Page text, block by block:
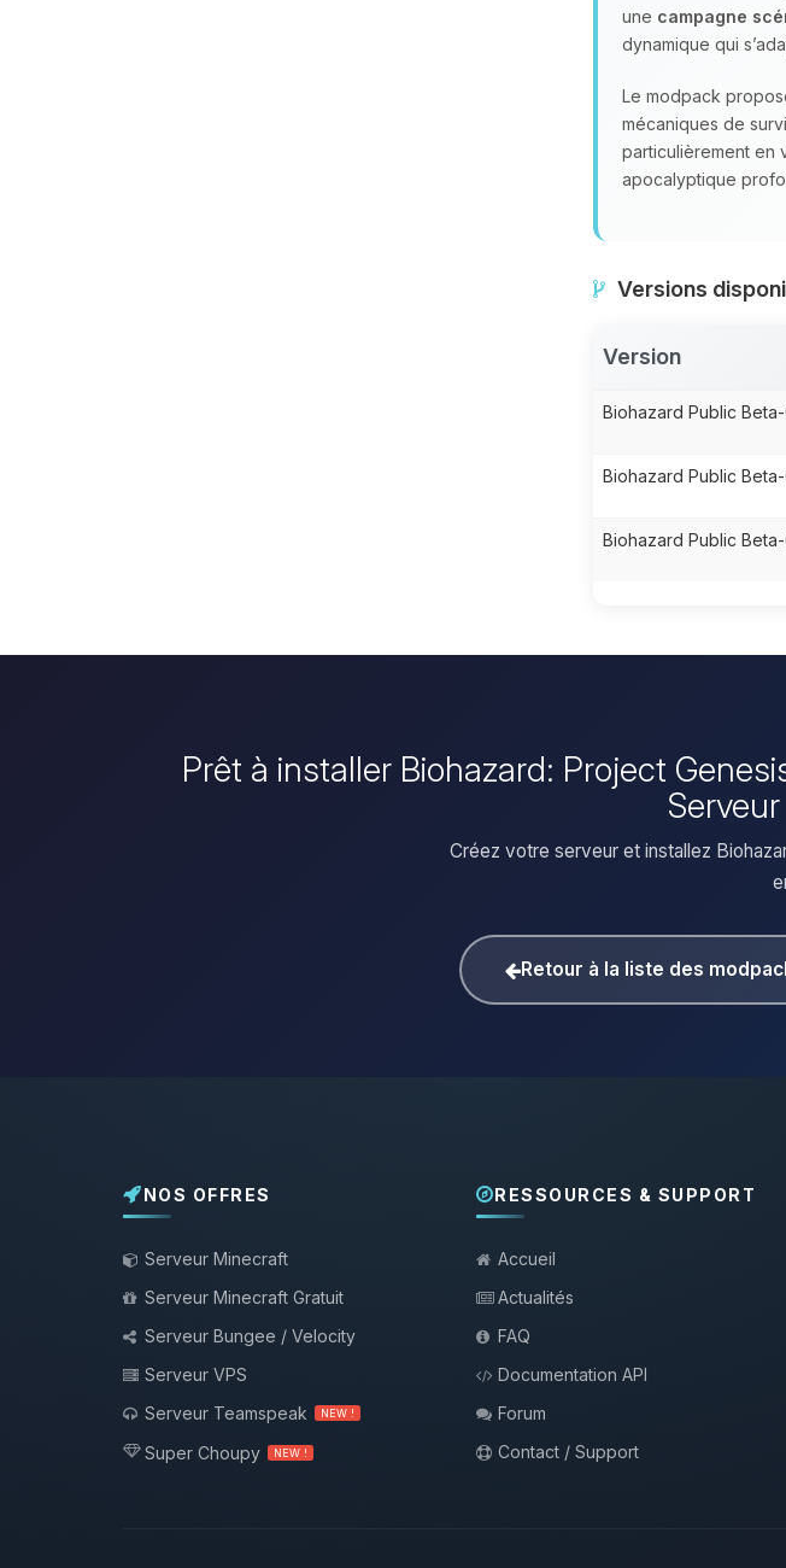
une campagne
dynamique qui
Le modpack
mécaniques de
particulièrement en
apocalyptique
Versions
Version
Biohazard Public
Biohazard Public Beta-
Biohazard Public
Prêt à installer Biohazard: Project
Créez votre serveur et installez
Retour à la liste des
NOS OFFRES
Serveur Minecraft
Serveur Minecraft Gratuit
Serveur Bungee / Velocity
Serveur VPS
Serveur Teamspeak
NEW !
Super Choupy NEW !
RESSOURCES & SUPPORT
Accueil
Actualités
FAQ
Documentation API
Forum
Contact / Support